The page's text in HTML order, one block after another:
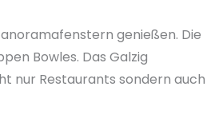
genießen. Die
Bowles. Das Galzig
nur Restaurants sondern auch